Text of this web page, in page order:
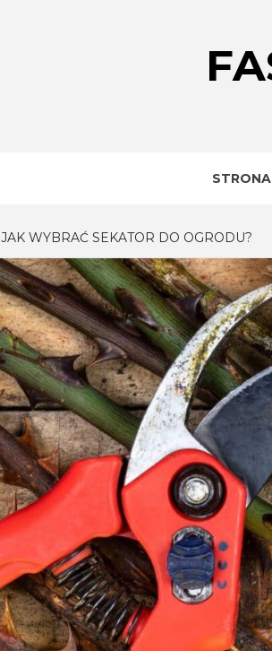
JAK WYBRAĆ SEKATOR DO OGRODU?